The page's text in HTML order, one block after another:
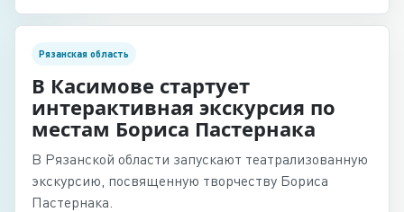
Рязанская область
В Касимове стартует
интерактивная экскурсия по
местам Бориса Пастернака
В Рязанской области запускают театрализованную
экскурсию, посвященную творчеству Бориса
Пастернака.